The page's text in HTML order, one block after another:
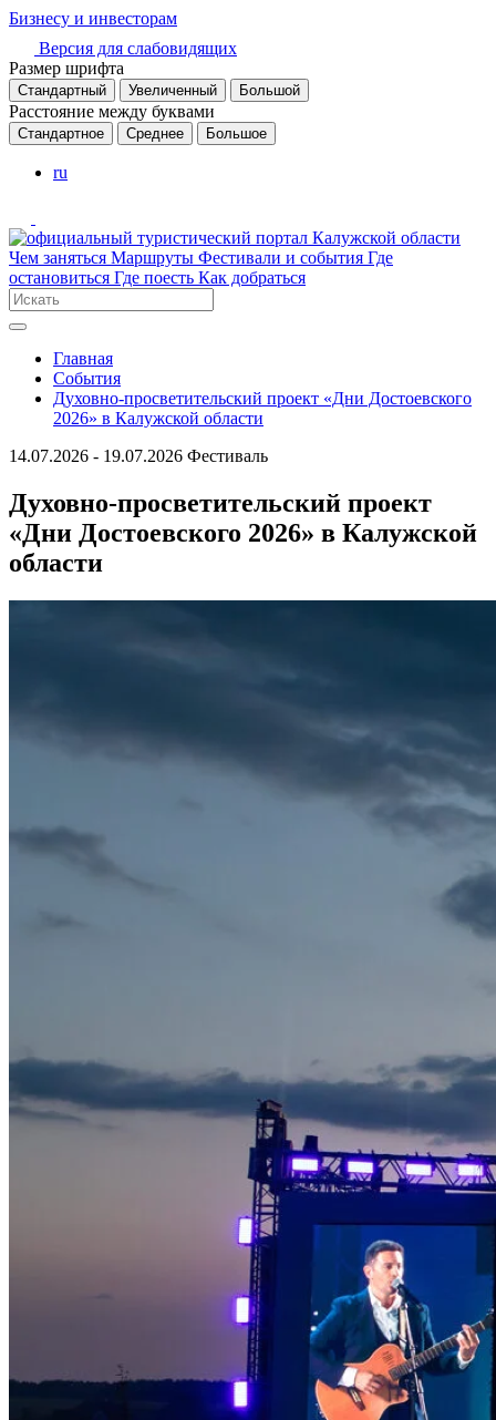
Бизнесу и инвесторам
Версия для слабовидящих
Размер шрифта
Стандартный Увеличенный Большой
Расстояние между буквами
Стандартное Среднее Большое
ru
Чем заняться Маршруты Фестивали и события Где
остановиться Где поесть Как добраться
Главная
События
Духовно-просветительский проект «Дни Достоевского
2026» в Калужской области
14.07.2026 - 19.07.2026 Фестиваль
Духовно-просветительский проект
«Дни Достоевского 2026» в Калужской
области